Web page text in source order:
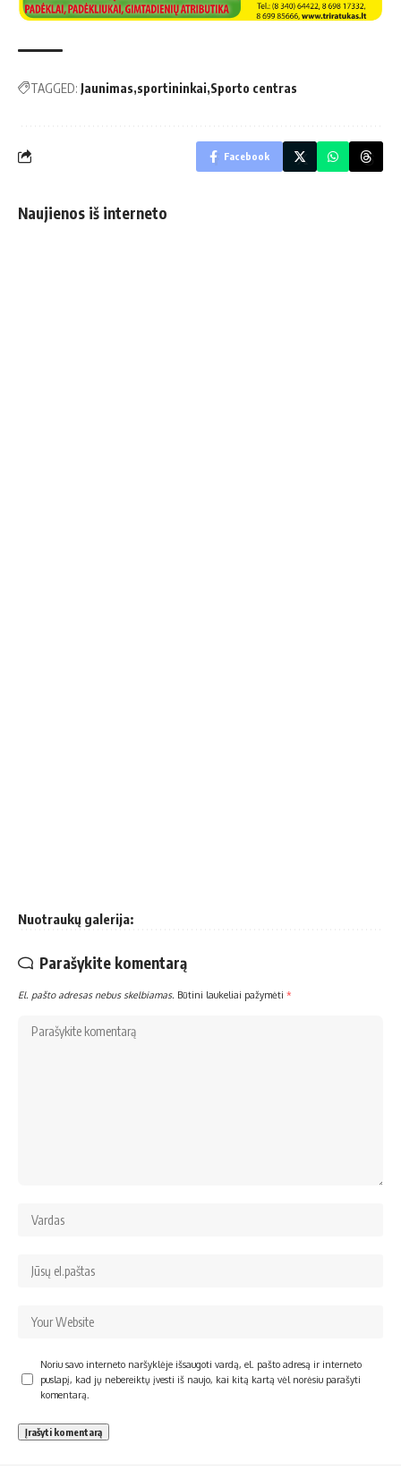
TAGGED: Jaunimas sportininkai Sporto centras
Facebook
Naujienos iš interneto
Nuotraukų galerija:
Parašykite komentarą
El. pašto adresas nebus skelbiamas. Būtini laukeliai pažymėti *
Noriu savo interneto naršyklėje išsaugoti vardą, el. pašto adresą ir interneto
puslapį, kad jų nebereiktų įvesti iš naujo, kai kitą kartą vėl norėsiu parašyti
komentarą.